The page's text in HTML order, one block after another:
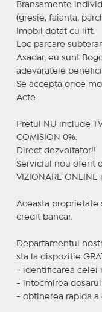
Bransamente
(gresie, faianta,
Imobil dotat cu lift.
Loc parcare
Asadar, eu sunt
adevaratele
Se accepta orice
Acte
Pretul NU include
COMISION 0%.
Direct dezvoltator!!
Serviciul nou oferit
VIZIONARE
Aceasta proprietate
credit bancar.
Departamentul
sta la dispozitie
- identificarea celei
- intocmirea
- obtinerea rapida a